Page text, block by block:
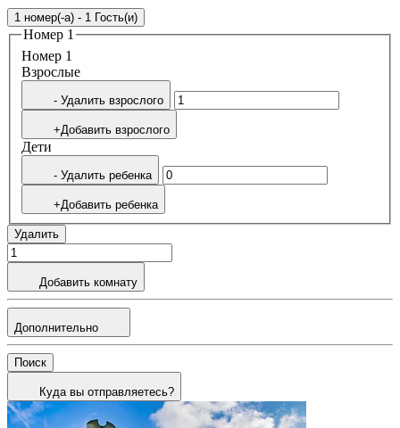
1 номер(-а) - 1 Гость(и)
Номер 1
Номер 1
Bзрослые
- Удалить взрослого
+Добавить взрослого
Дети
- Удалить ребенка
+Добавить ребенка
Удалить
Добавить комнату
Дополнительно
Поиск
Куда вы отправляетесь?